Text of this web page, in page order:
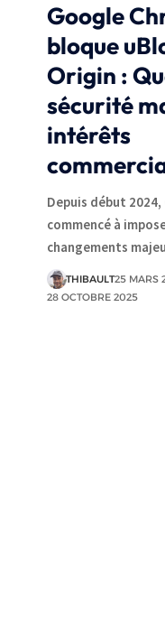
Google
bloque
Origin :
sécurité
intérêts
Depuis début 2024,
commencé à
changements
THIBAULT25 MARS
28 OCTOBRE 2025